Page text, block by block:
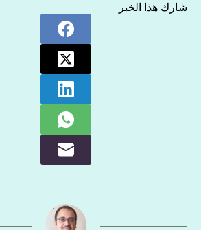
شارك هذا الخبر